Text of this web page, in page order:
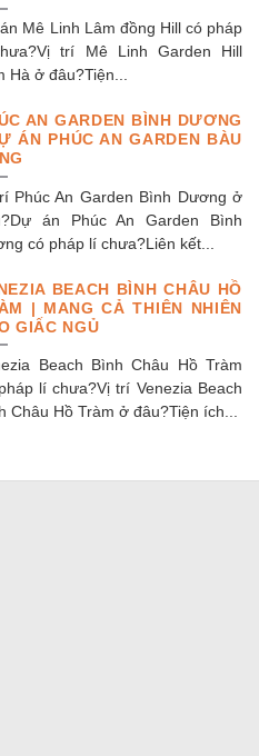
Mê Linh Lâm đồng Hill có pháp
trí Mê Linh Garden Hill
Hà ở đâu?Tiện...
AN GARDEN BÌNH DƯƠNG
ÁN PHÚC AN GARDEN BÀU
Phúc An Garden Bình Dương ở
án Phúc An Garden Bình
có pháp lí chưa?Liên kết...
BEACH BÌNH CHÂU HỒ
| MANG CẢ THIÊN NHIÊN
GIẤC NGỦ
Beach Bình Châu Hồ Tràm
lí chưa?Vị trí Venezia Beach
Châu Hồ Tràm ở đâu?Tiện ích...